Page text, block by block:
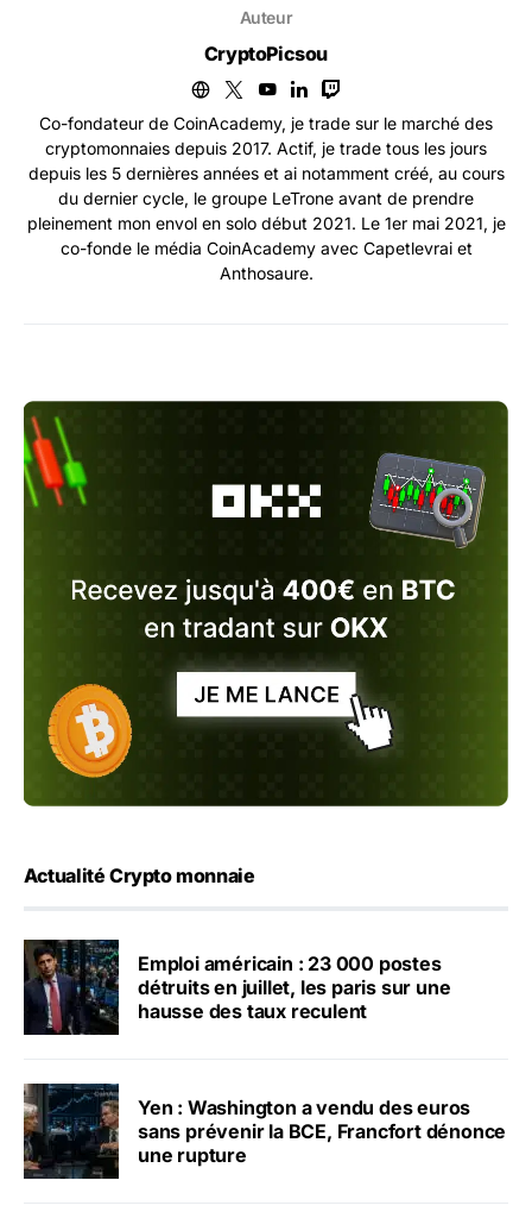
Auteur
CryptoPicsou
Co-fondateur de CoinAcademy, je trade sur le marché des
cryptomonnaies depuis 2017. Actif, je trade tous les jours
depuis les 5 dernières années et ai notamment créé, au cours
du dernier cycle, le groupe LeTrone avant de prendre
pleinement mon envol en solo début 2021. Le 1er mai 2021, je
co-fonde le média CoinAcademy avec Capetlevrai et
Anthosaure.
Actualité Crypto monnaie
Emploi américain : 23 000 postes
détruits en juillet, les paris sur une
hausse des taux reculent
Yen : Washington a vendu des euros
sans prévenir la BCE, Francfort dénonce
une rupture